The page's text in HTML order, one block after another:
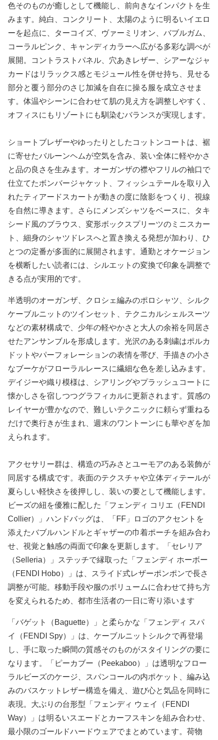
色そのものが癒しとして機能し、前向きなインパクトを生
みます。純白、コンクリート、太陽のように明るいイエロ
ーを起点に、ターコイズ、ヴァーミリオン、バブルガム、
コーラルピンク、キャンディカラーへ広がる多彩な調べが
展開。コントラストパネル、穴あきレザー、シアーなジャ
カードはリラックス感とモジュール性を併せ持ち、見せる
部分と覆う部分のさじ加減を自在に操る服を成立させま
す。体温やシーンに合わせて肌の見え方を調整しやすく、
オフィスにもリゾートにも馴染むバランスが実現します。
ショートブレザーやゆったりとしたコットンコートは、裾
に寄せたバルーンヘムが空気を含み、装い全体に軽やかさ
と品の良さを生みます。オーガンザの襟やフリルの袖口で
仕立てたボンバージャケット、フィッシュテールを取り入
れたティアードスカートが動きの度に陰影をつくり、視線
を自然に導きます。さらにメンズシャツをベースに、タキ
シード風のブラウス、変形ボックスプリーツのミニスカー
ト、細身のシャツドレスへと置き換える発想が加わり、ひ
とつの定番が多面的に展開されます。通勤とオケージョン
を横断したい読者には、シルエットの変換で印象を調整で
きる点が実用的です。
半透明のオーガンザ、クロシェ編みのポロシャツ、シルク
ケーブルニットのツインセット、テクニカルシェルスーツ
などの素材構成で、少年の軽やかさと大人の余裕を同居さ
せたアンサンブルを形成します。光沢のある刺繍はポルカ
ドットやパーフォレーションの表情を帯び、手描きの小さ
なブーケがフローラルレースに繊細な色を差し込みます。
デイジーや織り模様は、シアリングやプラッシュコートに
懐かしさを宿しつつグラフィカルに更新されます。質感の
レイヤーが豊かなので、難しいテクニックに頼らず重ねる
だけで奥行きが生まれ、週末のワントーンにも華やぎを加
えられます。
アクセサリー群は、構造の巧みさとユーモアのある装飾が
同居する構成です。表面のテクスチャや立体ディテールが
夏らしい軽快さを後押しし、装いの要として機能します。
ビーズの紐を優雅に配した「フェンディ コリエ（FENDI
Collier）」ハンドバッグは、「FF」ロゴのアクセントを
添えたバブルハンドルとギャザーの巾着ポーチを組み合わ
せ、視覚と触感の両面で印象を更新します。「セレリア
（Selleria）」ステッチで縁取った「フェンディ ホーボー
（FENDI Hobo）」は、スライド式レザーポンポンで長さ
調整が可能。移動手段や服のボリュームに合わせて持ち方
を変えられるため、都市生活者の一日に寄り添います
「バゲット（Baguette）」と柔らかな「フェンディ スパ
イ（FENDI Spy）」は、ケーブルニットシルクで再登場
し、手に取った瞬間の質感そのものがスタイリングの要に
なります。「ピーカブー（Peekaboo）」は透明なフロー
ラルビーズのケージ、スパンコールの内ポケット、編み込
みのバスケットレザー構造を備え、遊び心と気品を同時に
表現。大ぶりの台形型「フェンディ ウェイ（FENDI
Way）」は明るいスエードとカーフスキンを組み合わせ、
最小限のゴールドハードウェアでまとめています。荷物